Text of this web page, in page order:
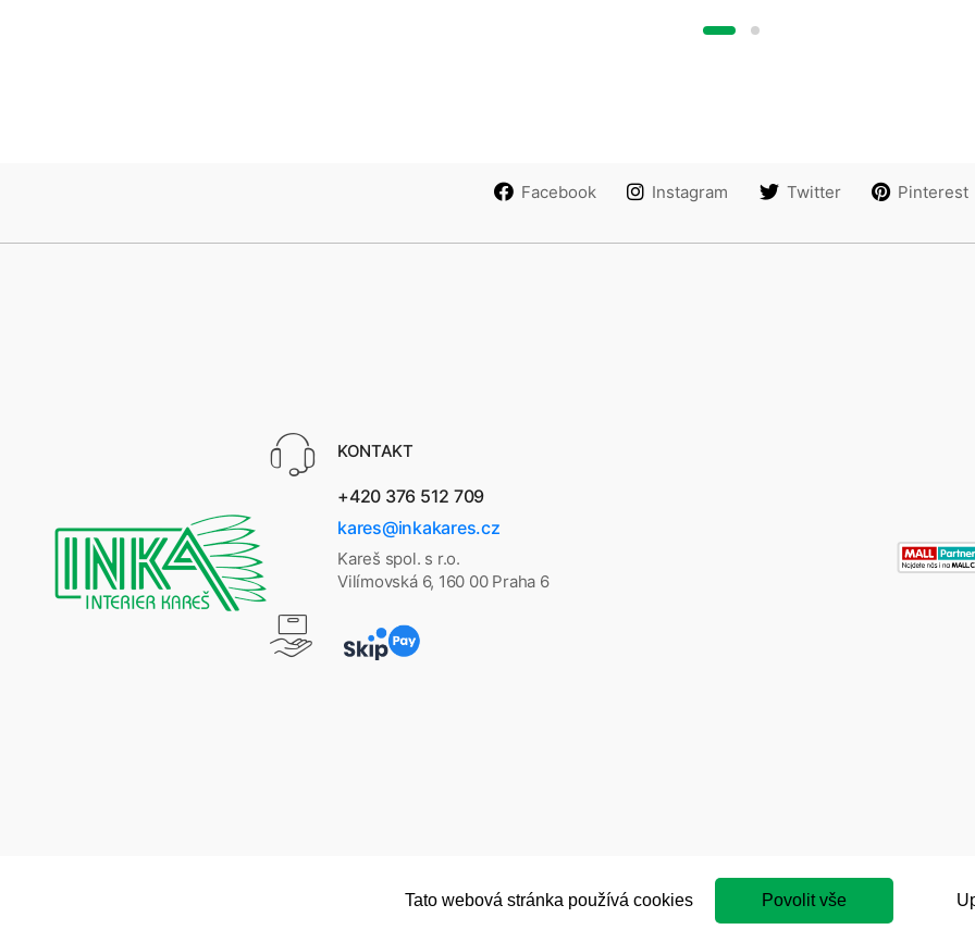
Facebook Instagram Twitter Pinterest
KONTAKT
+420 376 512 709
kares@inkakares.cz
Kareš spol. s r.o.
Vilímovská 6, 160 00 Praha 6
Tato webová stránka používá cookies Povolit vše